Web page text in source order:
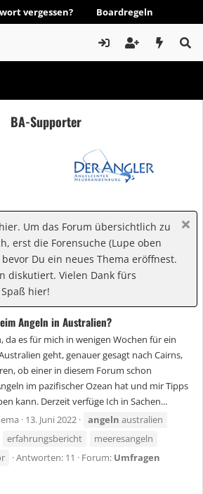
vergessen? Boardregeln
BA-Supporter
Um das Forum übersichtlich zu
erst die Forensuche (Lupe oben
Du ein neues Thema eröffnest.
diskutiert. Vielen Dank fürs
hier!
Angeln in Australien?
da es für mich in wenigen Wochen für ein
geht, genauer gesagt nach Cairns,
ob einer in diesem Forum schon
im pazifischer Ozean hat und mir Tipps
kann. Derzeit verfüge Ich in Sachen...
13. Juni 2022 angeln australien
erfahrungsbericht
meeresangeln
Antworten: 11 Forum: Umfragen